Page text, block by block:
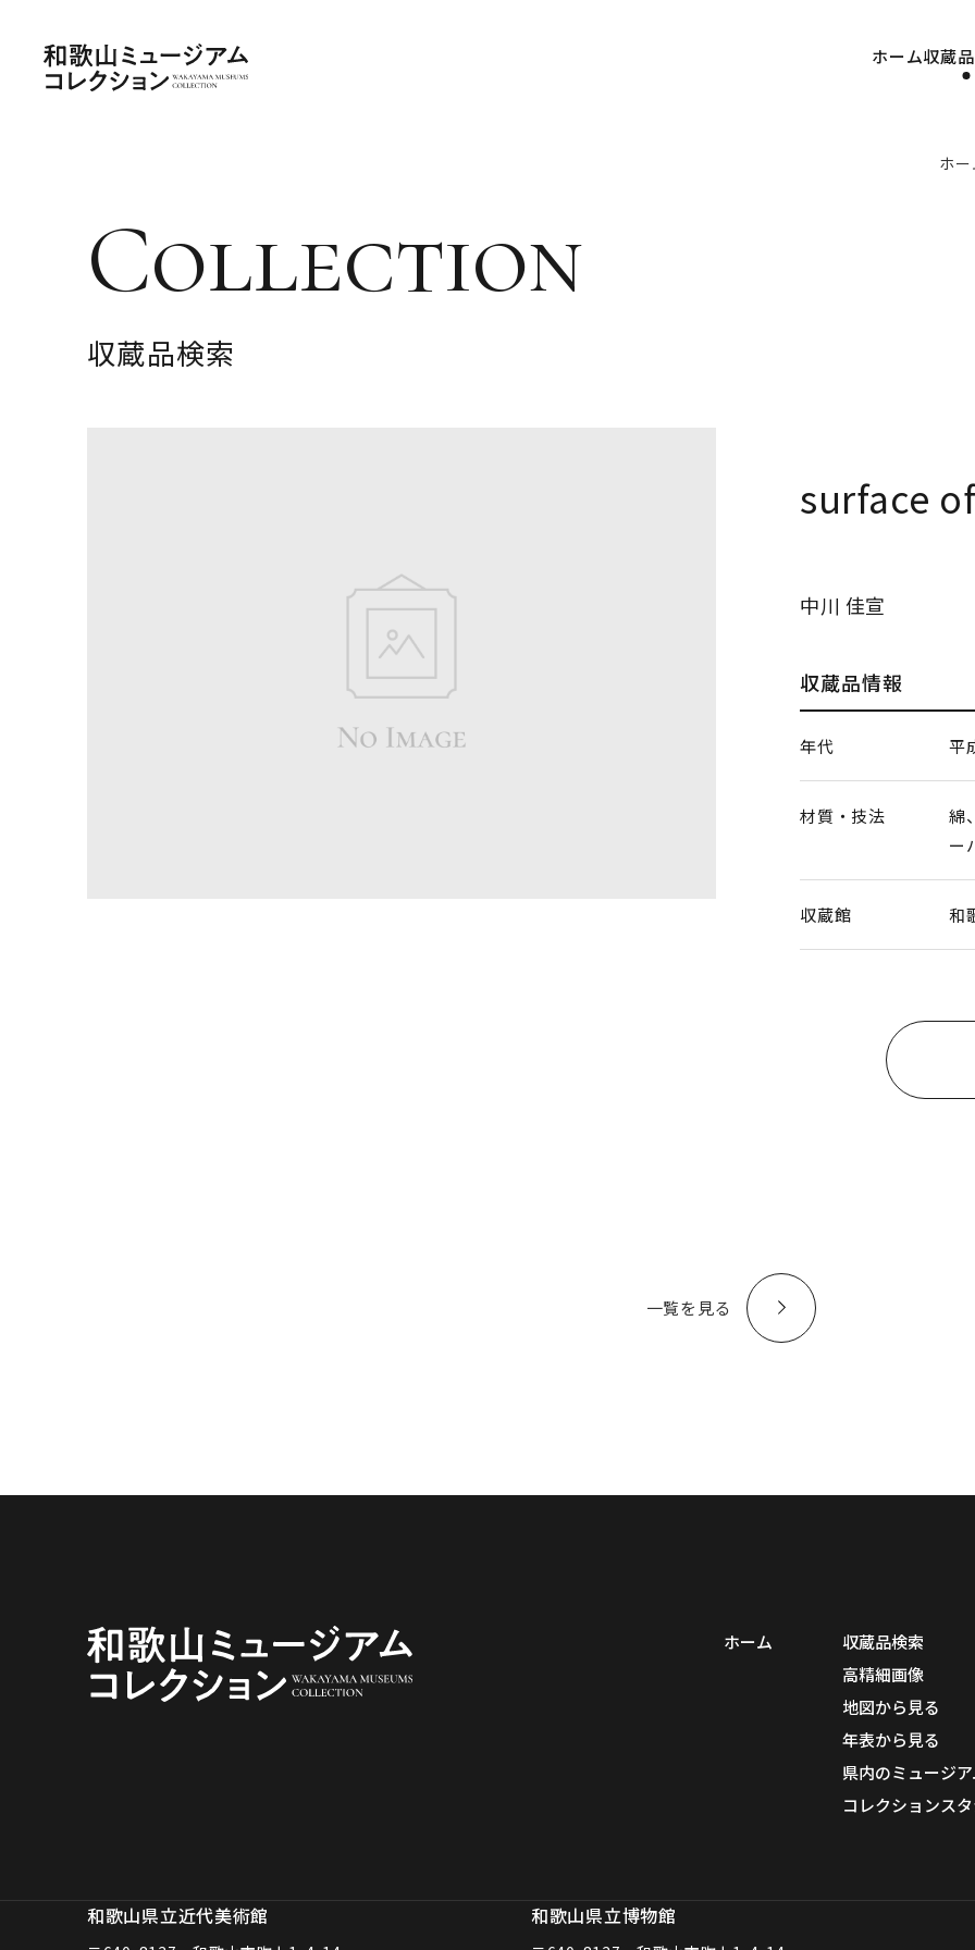
ホーム収蔵
ホー
Collection
収蔵品検索
surface
中川 佳宣
収蔵品情報
年代 平
材質・技法
綿
ー
収蔵館 和
一覧を見る
ホーム
収蔵品検索
高精細画像
地図から見る
年表から見る
県内のミュージア
コレクションス
和歌山県立近代美術館 和歌山県立博物館